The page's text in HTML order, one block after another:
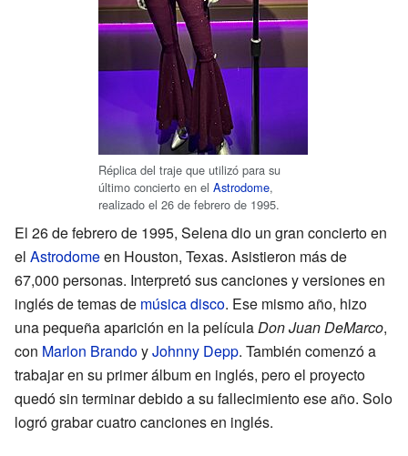
Réplica del traje que utilizó para su
último concierto en el Astrodome,
realizado el 26 de febrero de 1995.
El 26 de febrero de 1995, Selena dio un gran concierto en
el Astrodomeen Houston, Texas. Asistieron más de
67,000 personas. Interpretó sus canciones y versiones en
inglés de temas de música disco. Ese mismo año, hizo
una pequeña aparición en la películaDon Juan DeMarco,
con Marlon BrandoyJohnny Depp. También comenzó a
trabajar en su primer álbum en inglés, pero el proyecto
quedó sin terminar debido a su fallecimiento ese año. Solo
logró grabar cuatro canciones en inglés.